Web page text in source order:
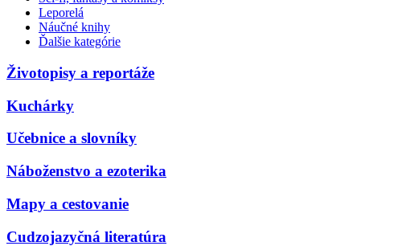
Leporelá
Náučné knihy
Ďalšie kategórie
Životopisy a reportáže
Kuchárky
Učebnice a slovníky
Náboženstvo a ezoterika
Mapy a cestovanie
Cudzojazyčná literatúra